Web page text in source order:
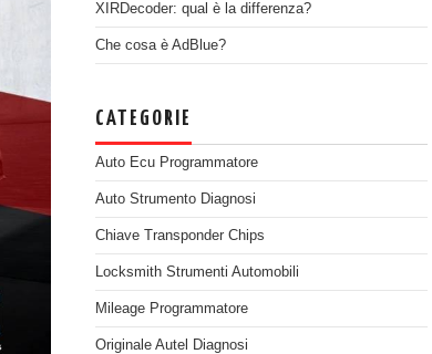
XIRDecoder: qual è la differenza?
Che cosa è AdBlue?
CATEGORIE
Auto Ecu Programmatore
Auto Strumento Diagnosi
Chiave Transponder Chips
Locksmith Strumenti Automobili
Mileage Programmatore
Originale Autel Diagnosi